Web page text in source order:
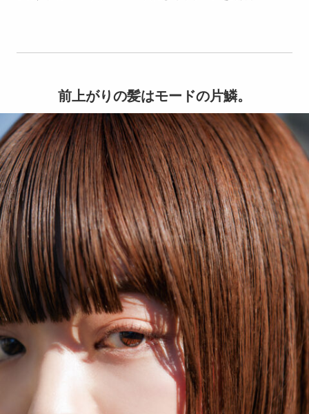
前上がりの髪はモードの片鱗。